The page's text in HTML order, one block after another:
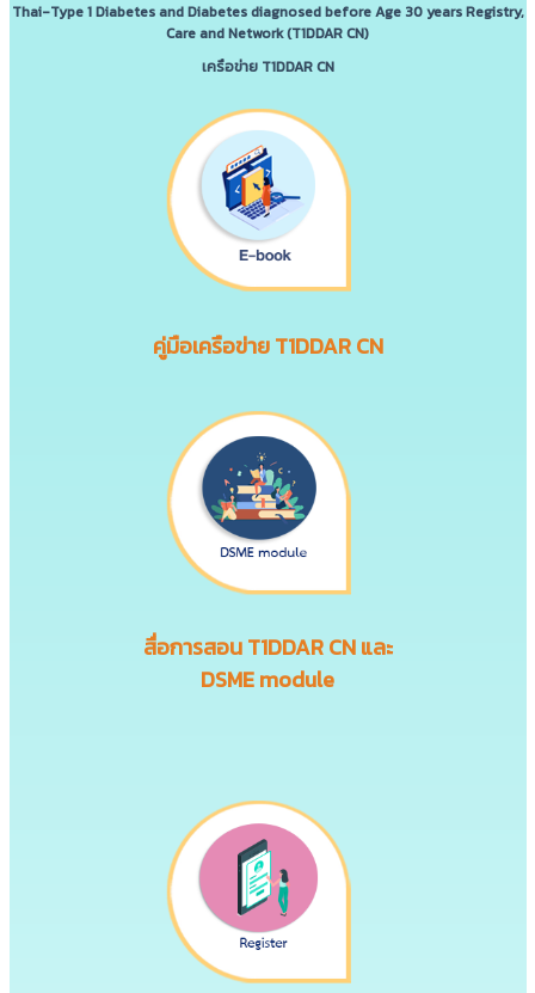
Thai-Type 1 Diabetes and Diabetes diagnosed before Age 30 years Registry,
Care and Network (T1DDAR CN)
เครือข่าย T1DDAR CN
คู่มือเครือข่าย T1DDAR CN
สื่อการสอนT1DDAR CNและ
DSME module